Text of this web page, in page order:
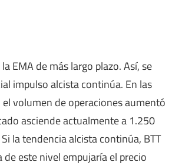
EMA de más largo plazo. Así, se
impulso alcista continúa. En las
volumen de operaciones aumentó
asciende actualmente a 1.250
la tendencia alcista continúa, BTT
este nivel empujaría el precio